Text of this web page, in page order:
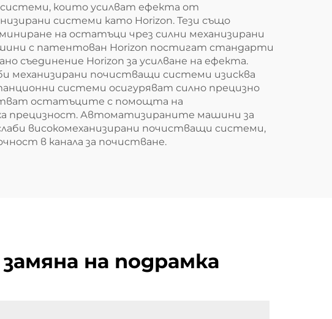
които усилват ефекта от
системи като Horizon. Тези също
на остатъци чрез силни механизирани
с патентован Horizon постигат стандарти
Horizon за усилване на ефекта.
почистващи системи изисква
системи осигуряват силно прецизно
остатъците с помощта на
прецизност. Автоматизираните машини за
високомеханизирани почистващи системи,
в канала за почистване.
на подрамка